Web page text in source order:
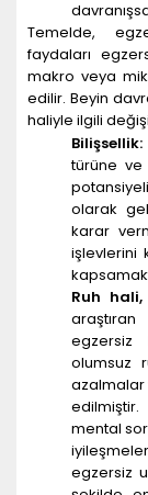
Temelde,
faydaları
makro veya
edilir. Beyin
haliyle ilgili
Bilişsellik:
türüne ve
olarak
karar
işlevlerini
Ruh hali,
egzersiz
olumsuz
azalmalar
mental
egzersiz